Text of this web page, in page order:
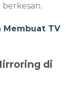
Membuat TV
di